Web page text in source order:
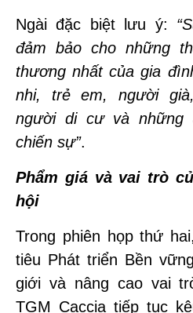
Ngài đặc biệt lưu ý:
đảm bảo cho những
thương nhất của gia
nhi, trẻ em, người
người di cư và những
chiến sự”.
Phẩm giá và vai trò
hội
Trong phiên họp thứ
tiêu Phát triển Bền
giới và nâng cao vai
TGM Caccia tiếp tục